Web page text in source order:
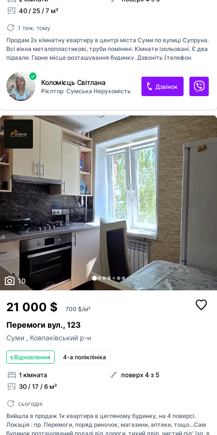
40 / 25 / 7 м²
1 тиж. тому
Продам 2х кімнатну квартиру в центрі міста Суми по вулиці Супруна.
Всі вікна металопластикові, труби поміняні. Кімнати ізольовані. Є два
підвали. Гарне місце розташування будинку. Дзвоніть [телефон
Коломієць Світлана
Рієлтор Сумська Нерухомість
Дзвінок
10
21 000 $ 700 $/м²
Перемоги вул., 123
Суми , Ковпаківський р-н
єВідновлення 4-а поліклініка
1 кімната
30 / 17 / 6 м²
поверх 4 з 5
сьогодні
Вийшла в продаж 1к квартира в цегляному будинку, на 4 поверсі.
Локація : пр. Перемоги, поряд риночок, магазини, аптеки, тощо...Сам
будинок розташований подалі від дороги, тихий двір, чистий під' їзд, в